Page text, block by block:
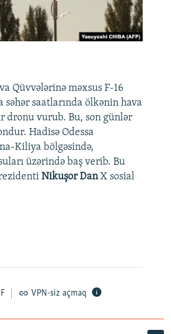
Qüvvələrinə məxsus F-16
səhər saatlarında ölkənin hava
dronu vurub. Bu, son günlər
Hadisə Odessa
Kiliya bölgəsində,
üzərində baş verib. Bu
Nikuşor DanX sosial
VPN-siz açmaq